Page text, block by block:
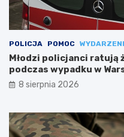
POLICJA POMOC
Młodzi policjanci ratują
podczas wypadku w
8 sierpnia 2026